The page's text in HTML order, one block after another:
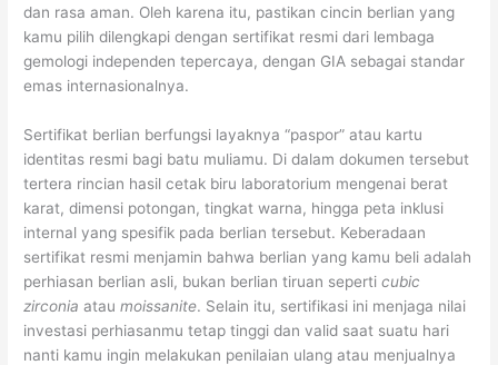
dan rasa aman. Oleh karena itu, pastikan cincin berlian yang
kamu pilih dilengkapi dengan sertifikat resmi dari lembaga
gemologi independen tepercaya, dengan GIA sebagai standar
emas internasionalnya.
Sertifikat berlian berfungsi layaknya “paspor” atau kartu
identitas resmi bagi batu muliamu. Di dalam dokumen tersebut
tertera rincian hasil cetak biru laboratorium mengenai berat
karat, dimensi potongan, tingkat warna, hingga peta inklusi
internal yang spesifik pada berlian tersebut. Keberadaan
sertifikat resmi menjamin bahwa berlian yang kamu beli adalah
perhiasan berlian asli, bukan berlian tiruan seperticubic
zirconia ataumoissanite. Selain itu, sertifikasi ini menjaga nilai
investasi perhiasanmu tetap tinggi dan valid saat suatu hari
nanti kamu ingin melakukan penilaian ulang atau menjualnya